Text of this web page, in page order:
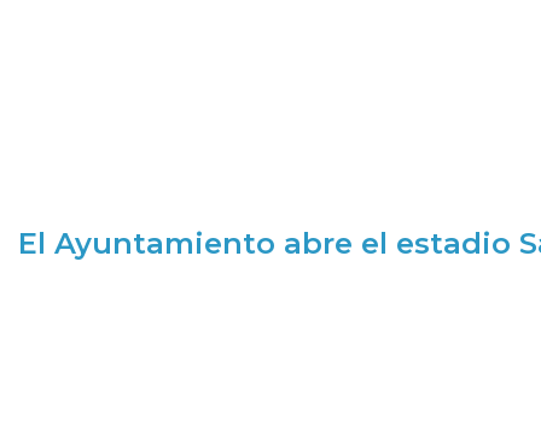
El Ayuntamiento abre el estadio